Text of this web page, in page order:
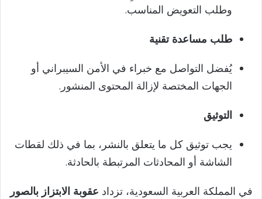
وطلب التعويض المناسب.
طلب مساعدة تقنية
يُفضل التواصل مع خبراء في الأمن السيبراني أو
الجهات المختصة لإزالة المحتوى المنشور.
التوثيق
يجب توثيق كل ما يتعلق بالنشر، بما في ذلك لقطات
الشاشة أو المحادثات المرتبطة بالحادثة.
في المملكة العربية السعودية، تزداد عقوبة الابتزاز بالصور